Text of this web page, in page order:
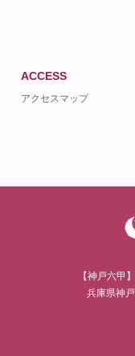
ACCESS
アクセスマップ
【神戸六甲
兵庫県神